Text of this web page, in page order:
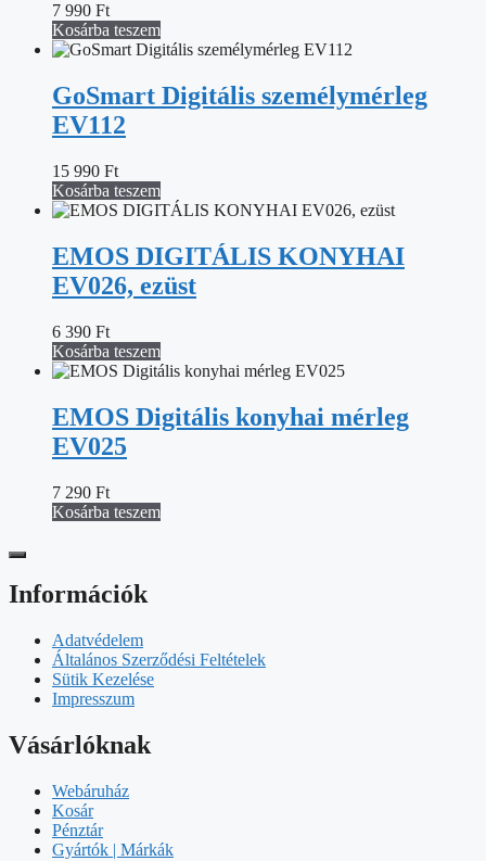
7 990 Ft
Kosárba teszem
GoSmart Digitális személymérleg
EV112
15 990 Ft
Kosárba teszem
EMOS DIGITÁLIS KONYHAI
EV026, ezüst
6 390 Ft
Kosárba teszem
EMOS Digitális konyhai mérleg
EV025
7 290 Ft
Kosárba teszem
Információk
Adatvédelem
Általános Szerződési Feltételek
Sütik Kezelése
Impresszum
Vásárlóknak
Webáruház
Kosár
Pénztár
Gyártók | Márkák